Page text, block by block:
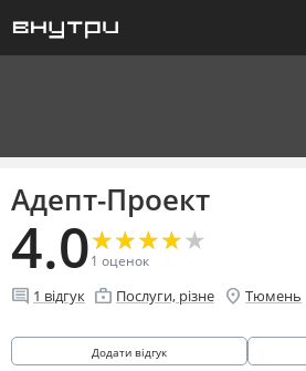
Адепт-Проект
4.0★
★★
★★
★★
★★
★
1 оценок
comment 1 відгук enterprise Послуги, різне location_on Тюмень
Додати відгук